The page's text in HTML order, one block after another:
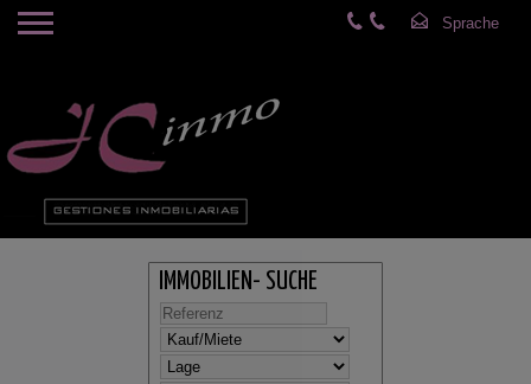
IMMOBILIEN- SUCHE